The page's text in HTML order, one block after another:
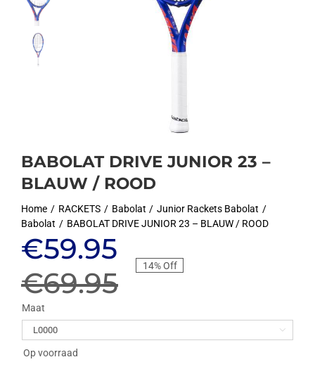
BABOLAT DRIVE JUNIOR 23 –
BLAUW / ROOD
Home RACKETS Babolat
Junior Rackets Babolat
Babolat
BABOLAT DRIVE JUNIOR 23 – BLAUW / ROOD
€69.95
Oorspronkelijke
prijs
was:
€69.95.
€59.95
Huidige
prijs
is:
€59.95.
14% Off
Maat

Op voorraad